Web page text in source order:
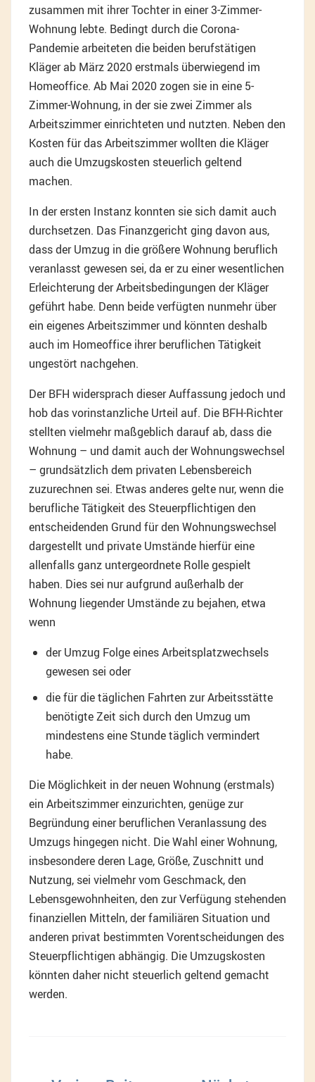
zusammen mit ihrer Tochter in einer 3-Zimmer-
Wohnung lebte. Bedingt durch die Corona-
Pandemie arbeiteten die beiden berufstätigen
Kläger ab März 2020 erstmals überwiegend im
Homeoffice. Ab Mai 2020 zogen sie in eine 5-
Zimmer-Wohnung, in der sie zwei Zimmer als
Arbeitszimmer einrichteten und nutzten. Neben den
Kosten für das Arbeitszimmer wollten die Kläger
auch die Umzugskosten steuerlich geltend
machen.
In der ersten Instanz konnten sie sich damit auch
durchsetzen. Das Finanzgericht ging davon aus,
dass der Umzug in die größere Wohnung beruflich
veranlasst gewesen sei, da er zu einer wesentlichen
Erleichterung der Arbeitsbedingungen der Kläger
geführt habe. Denn beide verfügten nunmehr über
ein eigenes Arbeitszimmer und könnten deshalb
auch im Homeoffice ihrer beruflichen Tätigkeit
ungestört nachgehen.
Der BFH widersprach dieser Auffassung jedoch und
hob das vorinstanzliche Urteil auf. Die BFH-Richter
stellten vielmehr maßgeblich darauf ab, dass die
Wohnung – und damit auch der Wohnungswechsel
– grundsätzlich dem privaten Lebensbereich
zuzurechnen sei. Etwas anderes gelte nur, wenn die
berufliche Tätigkeit des Steuerpflichtigen den
entscheidenden Grund für den Wohnungswechsel
dargestellt und private Umstände hierfür eine
allenfalls ganz untergeordnete Rolle gespielt
haben. Dies sei nur aufgrund außerhalb der
Wohnung liegender Umstände zu bejahen, etwa
wenn
der Umzug Folge eines Arbeitsplatzwechsels
gewesen sei oder
die für die täglichen Fahrten zur Arbeitsstätte
benötigte Zeit sich durch den Umzug um
mindestens eine Stunde täglich vermindert
habe.
Die Möglichkeit in der neuen Wohnung (erstmals)
ein Arbeitszimmer einzurichten, genüge zur
Begründung einer beruflichen Veranlassung des
Umzugs hingegen nicht. Die Wahl einer Wohnung,
insbesondere deren Lage, Größe, Zuschnitt und
Nutzung, sei vielmehr vom Geschmack, den
Lebensgewohnheiten, den zur Verfügung stehenden
finanziellen Mitteln, der familiären Situation und
anderen privat bestimmten Vorentscheidungen des
Steuerpflichtigen abhängig. Die Umzugskosten
könnten daher nicht steuerlich geltend gemacht
werden.